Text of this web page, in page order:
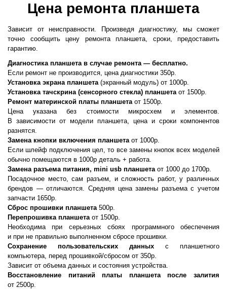
Цена ремонта планшета
Зависит от неисправности. Произведя диагностику, мы сможет
точно сообщить цену ремонта планшета, сроки, предоставить
гарантию.
Диагностика планшета в случае ремонта — бесплатно.
Если ремонт не производится, цена диагностики 350р.
Установка экрана планшета (экранный модуль) от 1000р.
Установка тачскрина (сенсорного стекла) планшетаот 1500р.
Ремонт материнской платы планшетаот 1500р.
Цена указана без стоимости микросхем и элементов.
В зависимости от модели планшета, цена и сроки компонентов
разнятся.
Замена кнопки включения планшетаот 1000р.
Если шлейф подключения цел, то все замены кнопок всех моделей
обычно помещаются в 1000р деталь + работа.
Замена разъема питания, mini usb планшетаот 1000 до 1700р.
Посадочное место, сам разъем, и сложность работ, у различных
брендов — отличаются. Средняя цена замены разъема с учетом
запчасти 1650р.
Сброс прошивки планшета500р.
Перепрошивка планшетаот 1500р.
Необходима при серьезных сбоях программного обеспечения
и при не правильно выполненном сбросе прошивки.
Сохранение пользовательских данных с планшетного
компьютера, перед прошивкой/сбросом от 350р.
Зависит от объема данных и состояния устройства.
Восстановление питаний платы планшета после залития
от 2500р.